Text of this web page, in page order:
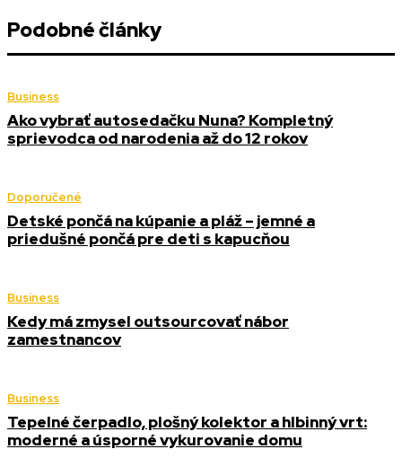
Podobné články
Business
Ako vybrať autosedačku Nuna? Kompletný
sprievodca od narodenia až do 12 rokov
Doporučené
Detské pončá na kúpanie a pláž – jemné a
priedušné pončá pre deti s kapucňou
Business
Kedy má zmysel outsourcovať nábor
zamestnancov
Business
Tepelné čerpadlo, plošný kolektor a hlbinný vrt:
moderné a úsporné vykurovanie domu